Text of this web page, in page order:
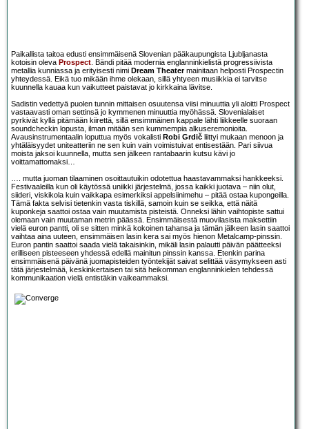
Paikallista taitoa edusti ensimmäisenä Slovenian pääkaupungista Ljubljanasta
kotoisin oleva Prospect. Bändi pitää modernia englanninkielistä progressiivista
metallia kunniassa ja erityisesti nimi Dream Theatermainitaan helposti Prospectin
yhteydessä. Eikä tuo mikään ihme olekaan, sillä yhtyeen musiikkia ei tarvitse
kuunnella kauaa kun vaikutteet paistavat jo kirkkaina lävitse.
Sadistin vedettyä puolen tunnin mittaisen osuutensa viisi minuuttia yli aloitti Prospect
vastaavasti oman settinsä jo kymmenen minuuttia myöhässä. Slovenialaiset
pyrkivät kyllä pitämään kiirettä, sillä ensimmäinen kappale lähti liikkeelle suoraan
soundcheckin lopusta, ilman mitään sen kummempia alkuseremonioita.
Avausinstrumentaalin loputtua myös vokalisti Robi Grdič liittyi mukaan menoon ja
yhtäläisyydet uniteatteriin ne sen kuin vain voimistuivat entisestään. Pari siivua
moista jaksoi kuunnella, mutta sen jälkeen rantabaarin kutsu kävi jo
voittamattomaksi…
…. mutta juoman tilaaminen osoittautuikin odotettua haastavammaksi hankkeeksi.
Festivaaleilla kun oli käytössä uniikki järjestelmä, jossa kaikki juotava – niin olut,
siideri, viskikola kuin vaikkapa esimerkiksi appelsiinimehu – pitää ostaa kupongeilla.
Tämä fakta selvisi tietenkin vasta tiskillä, samoin kuin se seikka, että näitä
kuponkeja saattoi ostaa vain muutamista pisteistä. Onneksi lähin vaihtopiste sattui
olemaan vain muutaman metrin päässä. Ensimmäisestä muovilasista maksettiin
vielä euron pantti, oli se sitten minkä kokoinen tahansa ja tämän jälkeen lasin saattoi
vaihtaa aina uuteen, ensimmäisen lasin kera sai myös hienon Metalcamp-pinssin.
Euron pantin saattoi saada vielä takaisinkin, mikäli lasin palautti päivän päätteeksi
erilliseen pisteeseen yhdessä edellä mainitun pinssin kanssa. Etenkin parina
ensimmäisenä päivänä juomapisteiden työntekijät saivat selittää väsymykseen asti
tätä järjestelmää, keskinkertaisen tai sitä heikomman englanninkielen tehdessä
kommunikaation vielä entistäkin vaikeammaksi.